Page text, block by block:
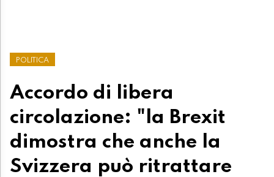
POLITICA
Accordo di libera
circolazione: "la Brexit
dimostra che anche la
Svizzera può ritrattare